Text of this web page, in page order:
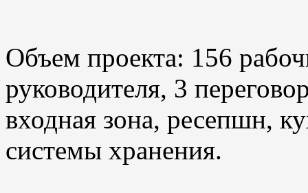
Объем проекта: 156
руководителя, 3
входная зона, ресепшн,
системы хранения.